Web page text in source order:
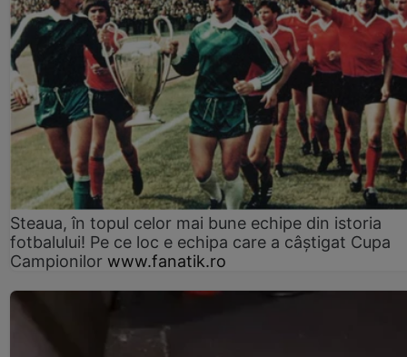
Steaua, în topul celor mai bune echipe din istoria
fotbalului! Pe ce loc e echipa care a câştigat Cupa
Campionilor www.fanatik.ro